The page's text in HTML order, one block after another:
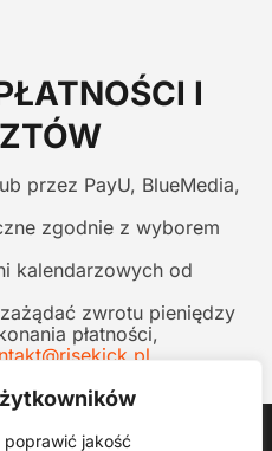
jakość
I
przez PayU, BlueMedia,
zgodnie z wyborem
kalendarzowych od
zwrotu pieniędzy
płatności,